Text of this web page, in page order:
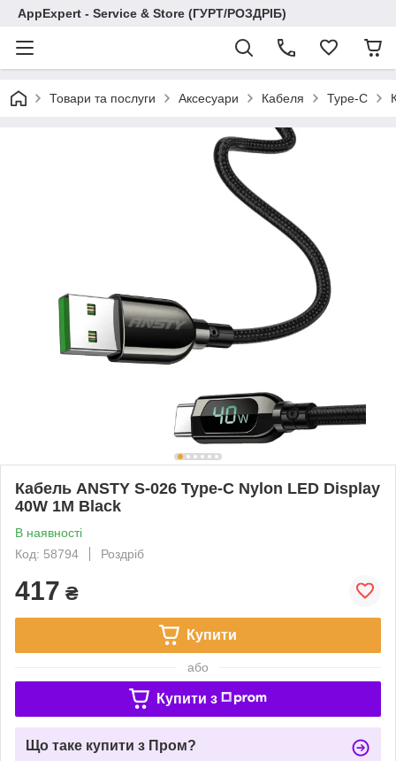
AppExpert - Service & Store (ГУРТ/РОЗДРІБ)
Товари та послуги Аксесуари Кабеля Type-C
Кабель ANSTY S-026 Type-C Nylon LED Display
40W 1M Black
В наявності
Код: 58794
Роздріб
417 ₴
Купити
або
Купити з
Що таке купити з Пром?